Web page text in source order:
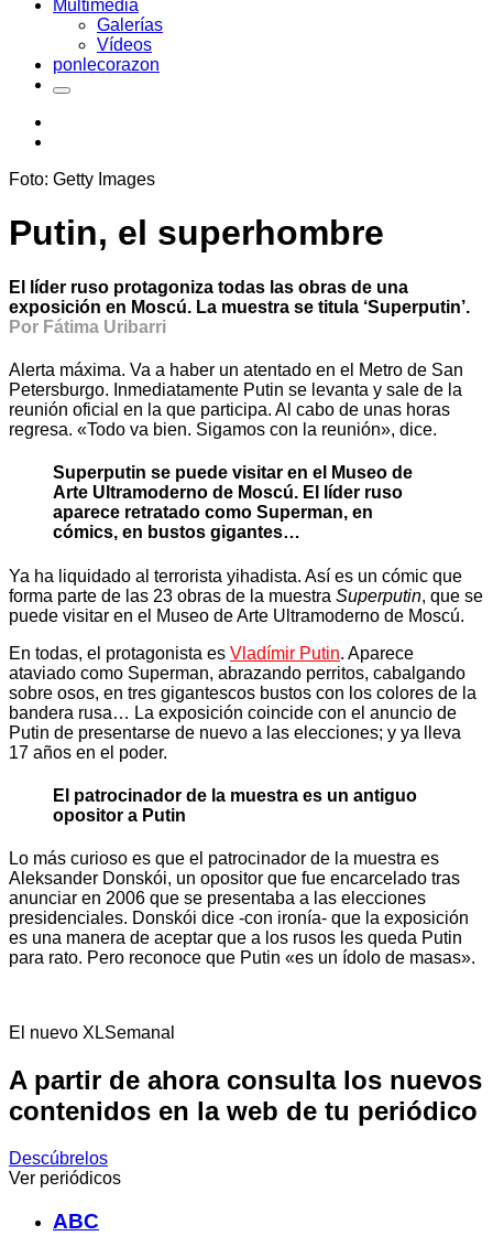
Multimedia
Galerías
Vídeos
ponlecorazon
Foto: Getty Images
Putin, el superhombre
El líder ruso protagoniza todas las obras de una
exposición en Moscú. La muestra se titula ‘Superputin’.
Por Fátima Uribarri
Alerta máxima. Va a haber un atentado en el Metro de San
Petersburgo. Inmediatamente Putin se levanta y sale de la
reunión oficial en la que participa. Al cabo de unas horas
regresa. «Todo va bien. Sigamos con la reunión», dice.
Superputin se puede visitar en el Museo de
Arte Ultramoderno de Moscú. El líder ruso
aparece retratado como Superman, en
cómics, en bustos gigantes…
Ya ha liquidado al terrorista yihadista. Así es un cómic que
forma parte de las 23 obras de la muestra Superputin, que se
puede visitar en el Museo de Arte Ultramoderno de Moscú.
En todas, el protagonista es Vladímir Putin. Aparece
ataviado como Superman, abrazando perritos, cabalgando
sobre osos, en tres gigantescos bustos con los colores de la
bandera rusa… La exposición coincide con el anuncio de
Putin de presentarse de nuevo a las elecciones; y ya lleva
17 años en el poder.
El patrocinador de la muestra es un antiguo
opositor a Putin
Lo más curioso es que el patrocinador de la muestra es
Aleksander Donskói, un opositor que fue encarcelado tras
anunciar en 2006 que se presentaba a las elecciones
presidenciales. Donskói dice -con ironía- que la exposición
es una manera de aceptar que a los rusos les queda Putin
para rato. Pero reconoce que Putin «es un ídolo de masas».
El nuevo XLSemanal
A partir de ahora consulta los nuevos
contenidos en la web de tu periódico
Descúbrelos
Ver periódicos
ABC